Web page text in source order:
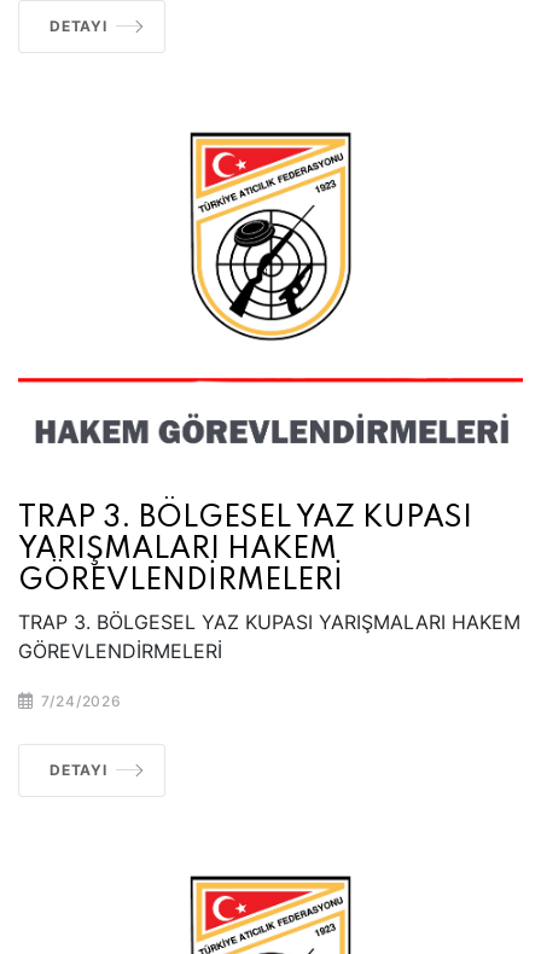
DETAYI
TRAP 3. BÖLGESEL YAZ KUPASI
YARIŞMALARI HAKEM
GÖREVLENDİRMELERİ
TRAP 3. BÖLGESEL YAZ KUPASI YARIŞMALARI HAKEM
GÖREVLENDİRMELERİ
7/24/2026
DETAYI